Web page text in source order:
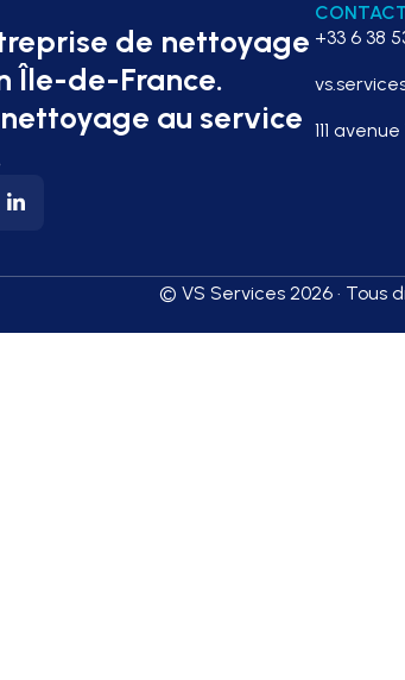
de nettoyage
Île-de-France.
au service
+33 6 38
111
© VS Services 2026 · Tous